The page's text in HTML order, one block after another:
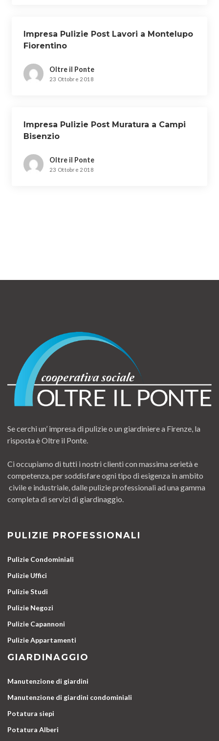
Impresa Pulizie Post Lavori a Montelupo
Fiorentino
Oltre il Ponte
23 Ottobre 2018
Impresa Pulizie Post Muratura a Campi
Bisenzio
Oltre il Ponte
23 Ottobre 2018
Se cerchi un’ impresa di pulizie o un giardiniere a Firenze, la
risposta è Oltre il Ponte.
Ci occupiamo di tutti i nostri clienti con massima serietà e
competenza, per soddisfare ogni tipo di esigenza in ambito
civile e industriale, dalle pulizie professionali ad una gamma
completa di servizi di giardinaggio.
PULIZIE PROFESSIONALI
Pulizie Condominiali
Pulizie Uffici
Pulizie Studi
Pulizie Negozi
Pulizie Capannoni
Pulizie Appartamenti
GIARDINAGGIO
Manutenzione di giardini
Manutenzione di giardini condominiali
Potatura siepi
Potatura Alberi